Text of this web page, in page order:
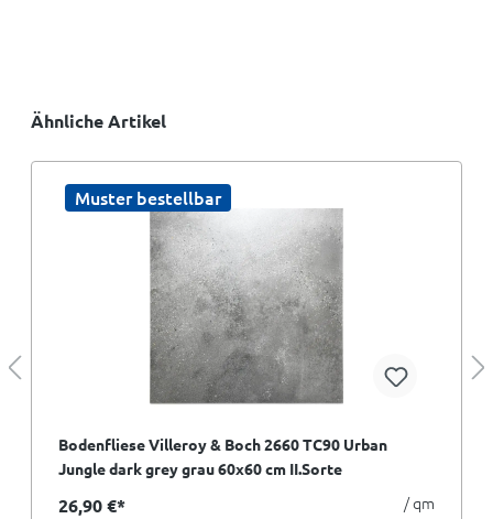
Ähnliche Artikel
Muster bestellbar
Bodenfliese Villeroy & Boch 2660 TC90 Urban
Jungle dark grey grau 60x60 cm II.Sorte
26,90 €* / qm